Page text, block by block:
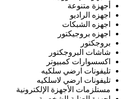
أجهزة متنوعة
اجهزه الراديو
اجهزه الشبكات
اجهزه بروجيكتور
بروجكتور
شاشات البروجكتور
اكسسوارات كمبيوتر
تليفونات ارضي سلكيه
تليفونات ارضي لاسلكيه
مستلزمات الأجهزة الإلكترونية